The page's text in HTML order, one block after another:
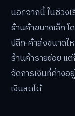
นอกจากนี้ ในช่วง
ร้านค้าขนาดเล็ก
ปลีก-ค้าส่งขนาดใ
ร้านค้ารายย่อย แ
จัดการเงินที่ค้างอ
เงินสดได้